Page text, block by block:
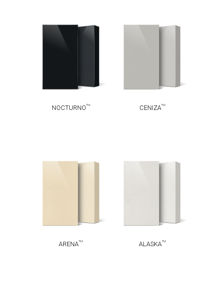
NOCTURNO
NOCTURNOTM CENIZATM
ARENATM ALASKATM